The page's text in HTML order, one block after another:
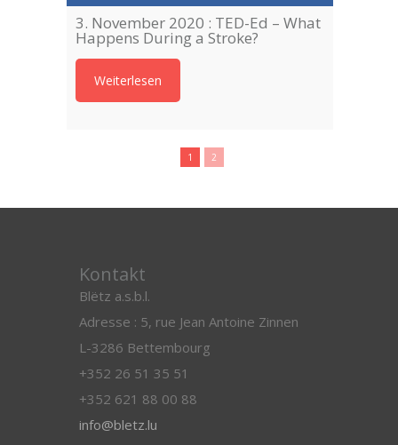
3. November 2020 : TED-Ed – What
Happens During a Stroke?
Weiterlesen
1 2
Kontakt
Blëtz a.s.b.l.
Adresse : 5, rue Jean Antoine Zinnen
L-3286 Bettembourg
+352 26 51 35 51
+352 621 88 00 88
info@bletz.lu